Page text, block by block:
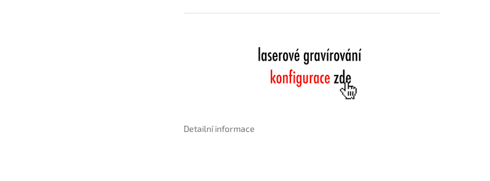
Detailní informace